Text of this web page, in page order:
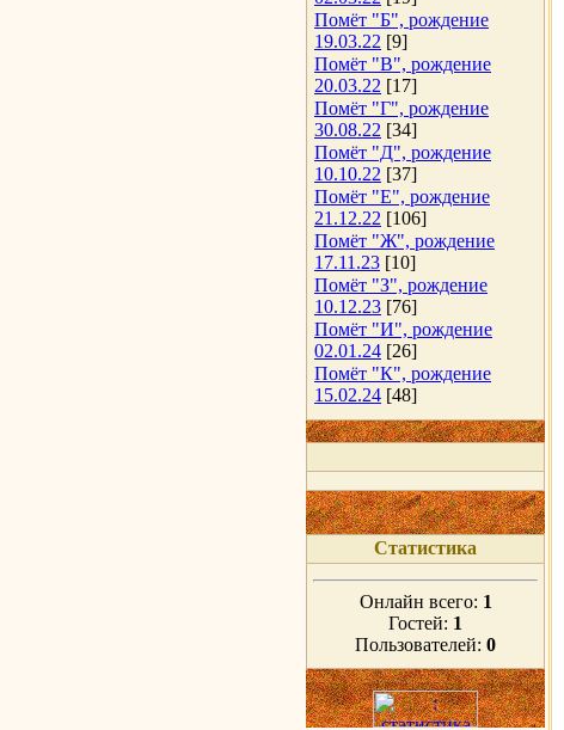
Помёт "Б", рождение
19.03.22 [9]
Помёт "В", рождение
20.03.22 [17]
Помёт "Г", рождение
30.08.22 [34]
Помёт "Д", рождение
10.10.22 [37]
Помёт "Е", рождение
21.12.22 [106]
Помёт "Ж", рождение
17.11.23 [10]
Помёт "З", рождение
10.12.23 [76]
Помёт "И", рождение
02.01.24 [26]
Помёт "К", рождение
15.02.24 [48]
Статистика
Онлайн всего: 1
Гостей: 1
Пользователей: 0